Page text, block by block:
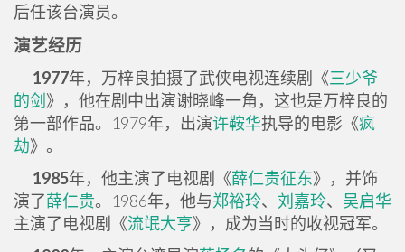
后任该台演员。
演艺经历
1977年，万梓良拍摄了武侠电视连续剧《三少爷
的剑》，他在剧中出演谢晓峰一角，这也是万梓良的
第一部作品。1979年，出演许鞍华执导的电影《疯
劫》。
1985年，他主演了电视剧《薛仁贵征东》，并饰
演了薛仁贵。1986年，他与郑裕玲、 刘嘉玲、 吴启华
主演了电视剧《流氓大亨》，成为当时的收视冠军。